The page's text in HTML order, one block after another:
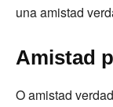
una amistad
Amistad
O amistad